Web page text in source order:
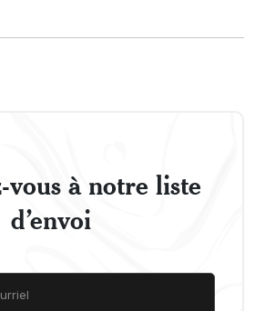
vous à notre liste
d’envoi